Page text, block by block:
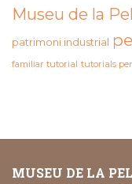
Museu de la
patrimoni industrial
familiar tutorial tutorials
MUSEU DE LA